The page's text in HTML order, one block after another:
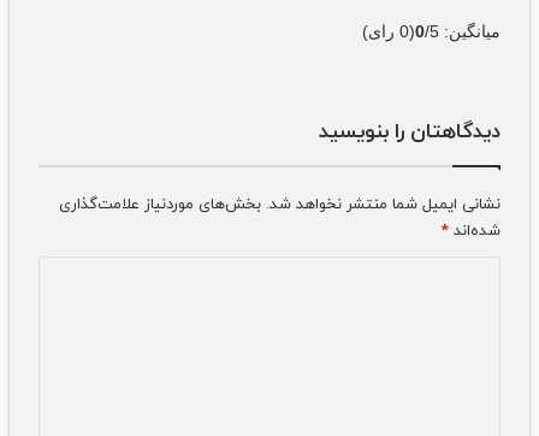
میانگین: 0/5
(
0 رای)
دیدگاهتان را بنویسید
نشانی ایمیل شما منتشر نخواهد شد. بخش‌های موردنیاز علامت‌گذاری
شده‌اند *